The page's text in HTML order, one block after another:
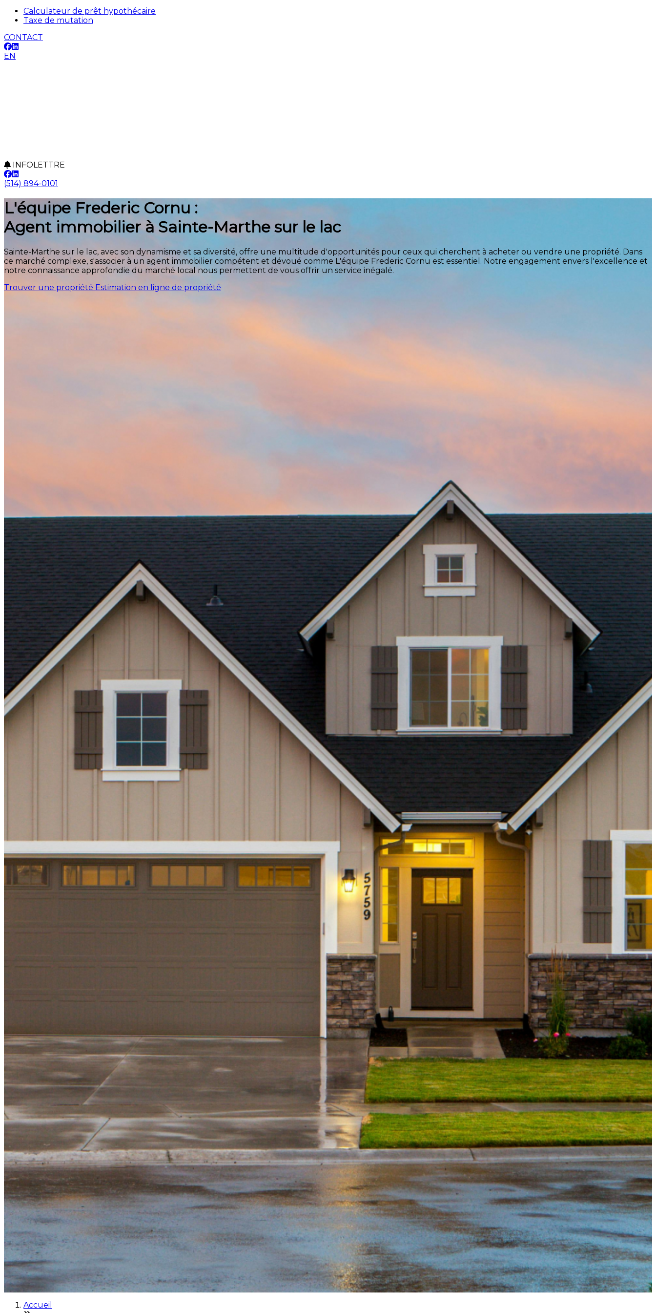
Calculateur de prêt hypothécaire
Taxe de mutation
CONTACT
EN
INFOLETTRE
(514) 894-0101
L'équipe Frederic Cornu :
Agent immobilier à Sainte-Marthe sur le lac
Sainte-Marthe sur le lac, avec son dynamisme et sa diversité, offre une multitude d'opportunités pour ceux qui cherchent à acheter ou vendre une propriété. Dans
ce marché complexe, s'associer à un agent immobilier compétent et dévoué comme L'équipe Frederic Cornu est essentiel. Notre engagement envers l'excellence et
notre connaissance approfondie du marché local nous permettent de vous offrir un service inégalé.
Trouver une propriété Estimation en ligne de propriété
Accueil